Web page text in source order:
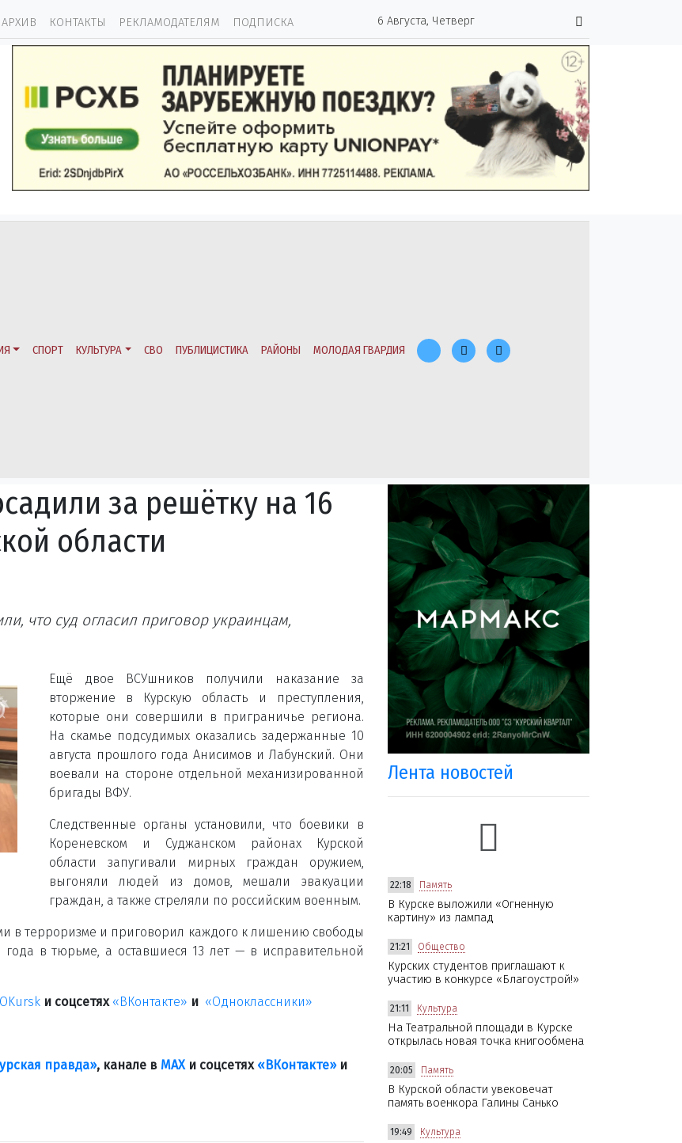
АРХИВ КОНТАКТЫ РЕКЛАМОДАТЕЛЯМ ПОДПИСКА 6 Августа, Четверг
СПОРТ КУЛЬТУРА СВО ПУБЛИЦИСТИКА РАЙОНЫ МОЛОДАЯ ГВАРДИЯ
за решётку на 16
области
что суд огласил приговор украинцам,
Ещё двое ВСУшников получили наказание за
вторжение в Курскую область и преступления,
которые они совершили в приграничье региона.
На скамье подсудимых оказались задержанные 10
августа прошлого года Анисимов и Лабунский. Они
воевали на стороне отдельной механизированной
бригады ВФУ.
Следственные органы установили, что боевики в
Кореневском и Суджанском районах Курской
области запугивали мирных граждан оружием,
выгоняли людей из домов, мешали эвакуации
граждан, а также стреляли по российским военным.
в терроризме и приговорил каждого к лишению свободы
в тюрьме, а оставшиеся 13 лет — в исправительной
и соцсетях «ВКонтакте» и «Одноклассники»
правда», канале в МАХ и соцсетях «ВКонтакте»и
Лента новостей
22:18 Память
В Курске выложили «Огненную
картину» из лампад
21:21 Общество
Курских студентов приглашают к
участию в конкурсе «Благоустрой!»
21:11 Культура
На Театральной площади в Курске
открылась новая точка книгообмена
20:05 Память
В Курской области увековечат
память военкора Галины Санько
19:49 Культура